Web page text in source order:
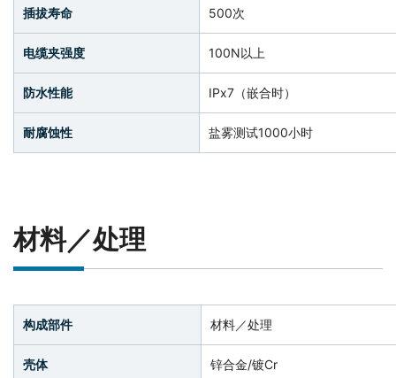
插拔寿命 500次
电缆夹强度 100N以上
防水性能 IPx7（嵌合时）
耐腐蚀性 盐雾测试1000小时
材料／处理
构成部件 材料／处理
壳体 锌合金/镀Cr